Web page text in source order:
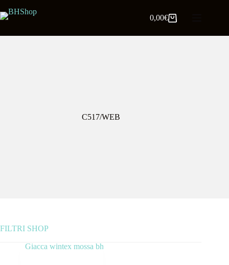
0,00€
C517/WEB
FILTRI SHOP